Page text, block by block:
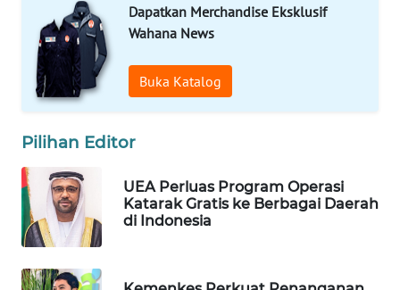
Dapatkan Merchandise Eksklusif
Wahana News
Buka Katalog
Pilihan Editor
UEA Perluas Program Operasi
Katarak Gratis ke Berbagai Daerah
di Indonesia
WAHANA
HEALTH
WAHANA
DESA
LAPAK
WAHANA
Wahana
Network